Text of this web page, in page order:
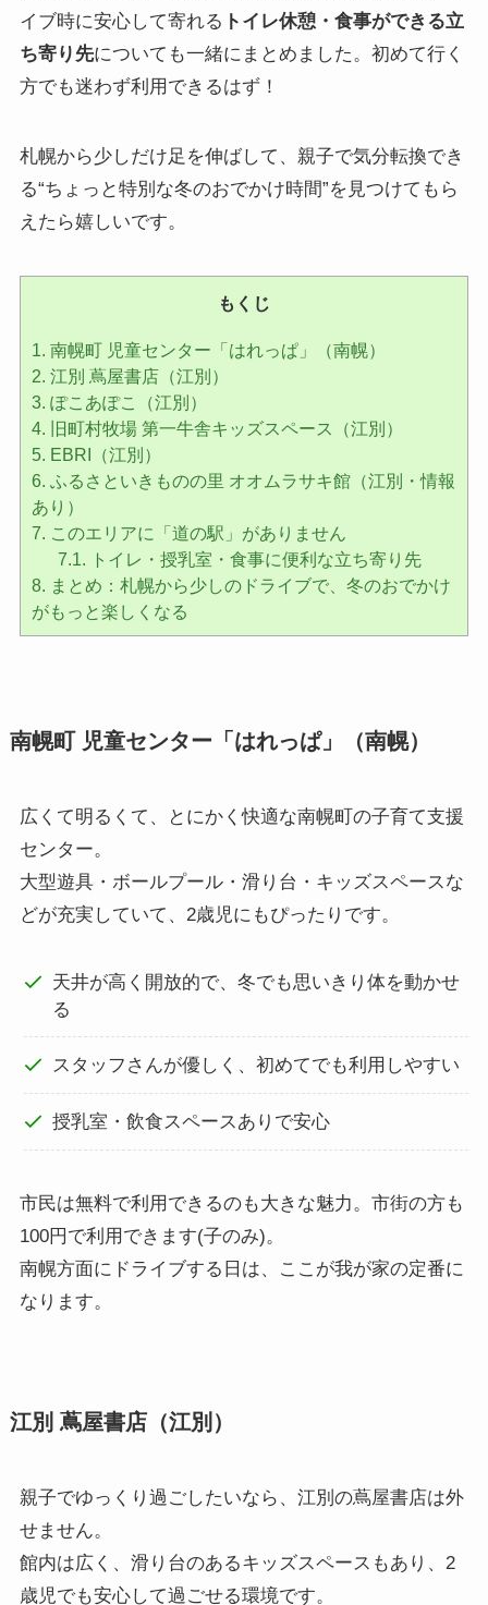
イブ時に安心して寄れる トイレ休憩・食事ができる立
ち寄り先についても一緒にまとめました。初めて行く
方でも迷わず利用できるはず！
札幌から少しだけ足を伸ばして、親子で気分転換でき
る“ちょっと特別な冬のおでかけ時間”を見つけてもら
えたら嬉しいです。
もくじ
1. 南幌町 児童センター「はれっぱ」（南幌）
2. 江別 蔦屋書店（江別）
3. ぽこあぽこ（江別）
4. 旧町村牧場 第一牛舎キッズスペース（江別）
5. EBRI（江別）
6. ふるさといきものの里 オオムラサキ館（江別・情報
あり）
7. このエリアに「道の駅」がありません
7.1. トイレ・授乳室・食事に便利な立ち寄り先
8. まとめ：札幌から少しのドライブで、冬のおでかけ
がもっと楽しくなる
南幌町 児童センター「はれっぱ」（南幌）
広くて明るくて、とにかく快適な南幌町の子育て支援
センター。
大型遊具・ボールプール・滑り台・キッズスペースな
どが充実していて、2歳児にもぴったりです。
天井が高く開放的で、冬でも思いきり体を動かせ
る
スタッフさんが優しく、初めてでも利用しやすい
授乳室・飲食スペースありで安心
市民は無料で利用できるのも大きな魅力。市街の方も
100円で利用できます(子のみ)。
南幌方面にドライブする日は、ここが我が家の定番に
なります。
江別 蔦屋書店（江別）
親子でゆっくり過ごしたいなら、江別の蔦屋書店は外
せません。
館内は広く、滑り台のあるキッズスペースもあり、2
歳児でも安心して過ごせる環境です。